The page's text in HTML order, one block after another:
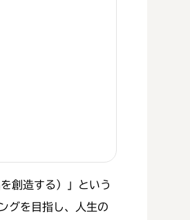
造する）」という
グを目指し、人生の